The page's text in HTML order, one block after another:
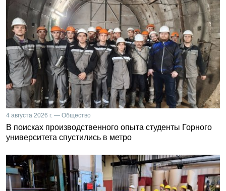
4 августа 2026 г. — Общество
В поисках производственного опыта студенты Горного
университета спустились в метро